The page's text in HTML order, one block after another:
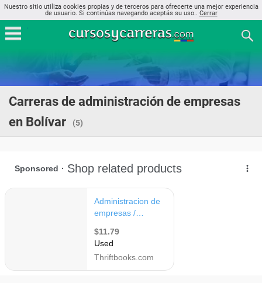
Nuestro sitio utiliza cookies propias y de terceros para ofrecerte una mejor experiencia
de usuario. Si continúas navegando aceptás su uso.. Cerrar
Carreras de administración de empresas
en Bolívar
(5)